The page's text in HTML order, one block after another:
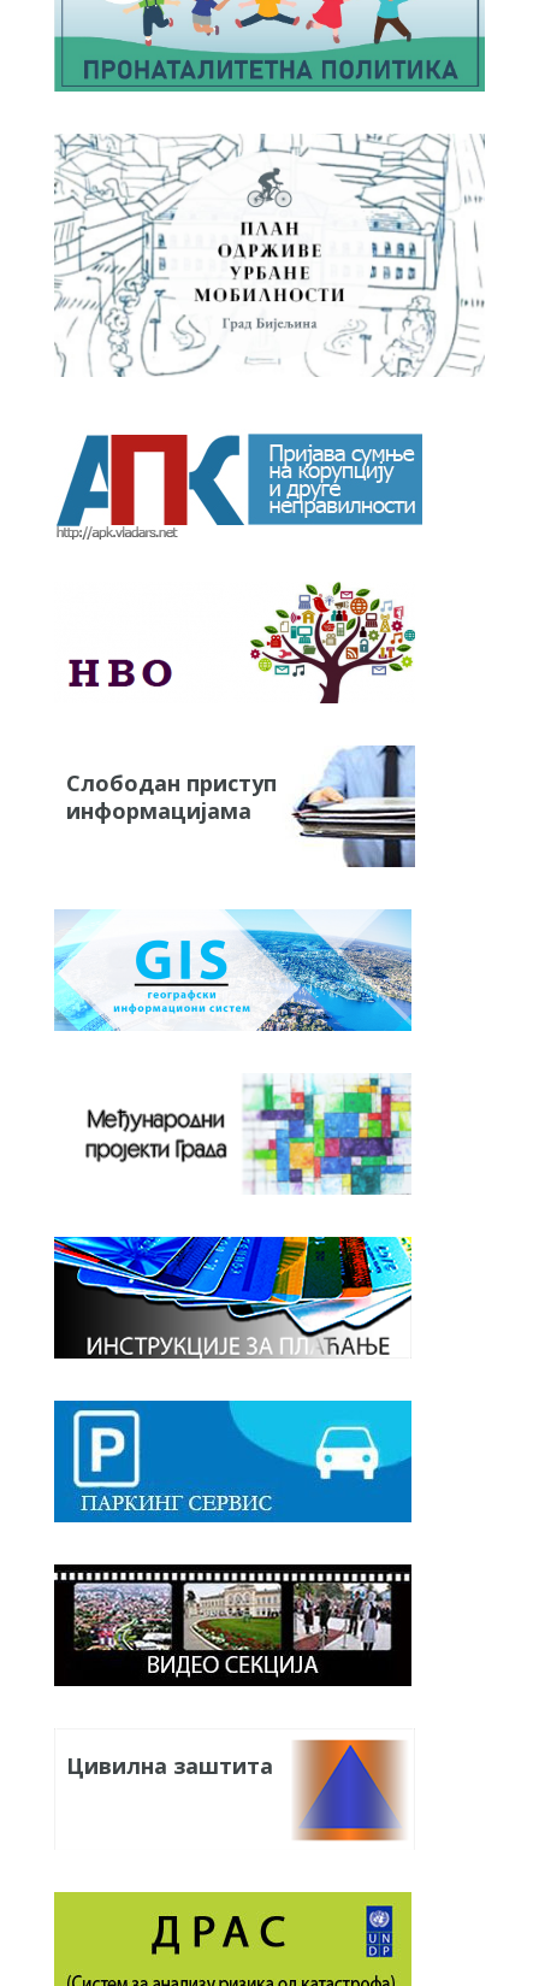
Слободан приступ
информацијама
Цивилна заштита